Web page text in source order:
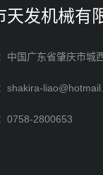
天发机械有
中国广东省肇庆市城
shakira-
0758-2800653